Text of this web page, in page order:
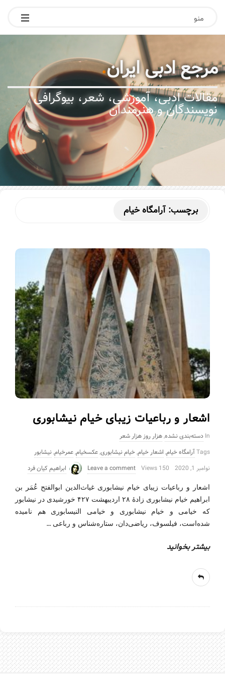
منو
مرجع ادبی ایران.
مقالات ادبی، آموزشی، شعر، بیوگرافی
نویسندگان و هنرمندان
برچسب:آرامگاه خیام
اشعار و رباعیات زیبای خیام نیشابوری
In دسته‌بندی نشده,هزار روز هزار شعر
Tagsآرامگاه خیام, اشعار خیام,خیام نیشابوری,عکسخیام,عمرخیام,نیشابور
نوامبر 1, 2020
150 Views
Leave a comment ابراهیم کیان فرد
اشعار و رباعیات زیبای خیام نیشابوری غیاث‌الدین ابوالفتح عُمَر بن
ابراهیم خیام نیشابوری زادهٔ ۲۸ اردیبهشت ۴۲۷ خورشیدی در نیشابور
که خیامی و خیام نیشابوری و خیامی النیسابوری هم نامیده
شده‌است، فیلسوف، ریاضی‌دان، ستاره‌شناس و رباعی …
بیشتر بخوانید